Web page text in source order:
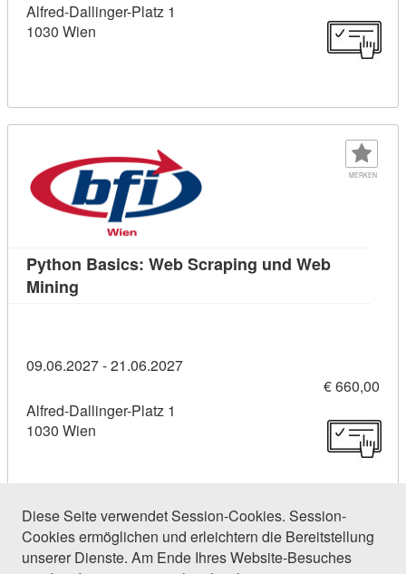
Alfred-Dallinger-Platz 1
1030 Wien
MERKEN
Python Basics: Web Scraping und Web
Mining
09.06.2027 - 21.06.2027
€ 660,00
Alfred-Dallinger-Platz 1
1030 Wien
16 Einträge gefunden (1 von 1)
Diese Seite verwendet Session-Cookies. Session-
Cookies ermöglichen und erleichtern die Bereitstellung
unserer Dienste. Am Ende Ihres Website-Besuches